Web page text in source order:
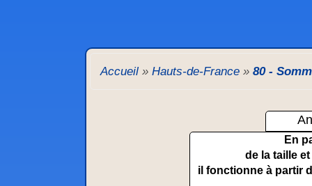
Accueil » Hauts-de-France » 80 -
En
de la taille
il fonctionne à partir